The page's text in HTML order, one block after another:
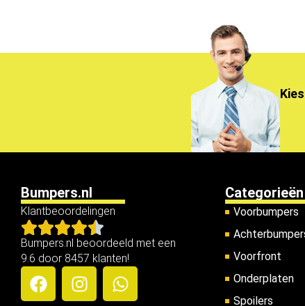
Bumpers.nl
Klantbeoordelingen
Bumpers.nl beoordeeld met een
9.6 door 8457 klanten!
Categorieën
Voorbumpers
Voorfront
Onderplaten
Spoilers